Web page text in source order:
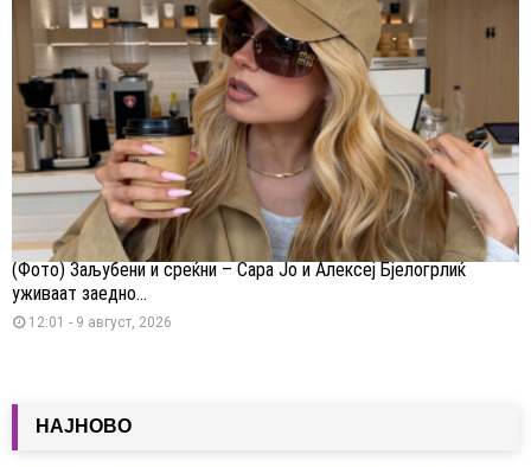
(Фото) Заљубени и среќни – Сара Јо и Алексеј Бјелогрлиќ
уживаат заедно...
12:01 - 9 август, 2026
НАЈНОВО